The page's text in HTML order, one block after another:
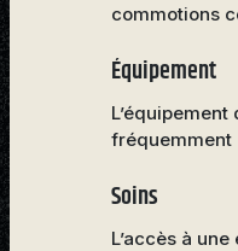
commotions
Équipement
fréquemment
Soins
L’accès à